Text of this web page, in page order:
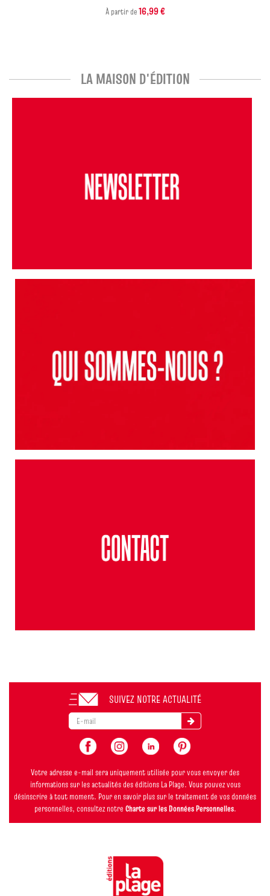
À partir de16,99 €
LA MAISON D'ÉDITION
SUIVEZ NOTRE ACTUALITÉ
Votre adresse e-mail sera uniquement utilisée pour vous envoyer des
informations sur les actualités des éditions La Plage. Vous pouvez vous
désinscrire à tout moment. Pour en savoir plus sur le traitement de vos données
personnelles, consultez notre Charte sur les Données Personnelles.